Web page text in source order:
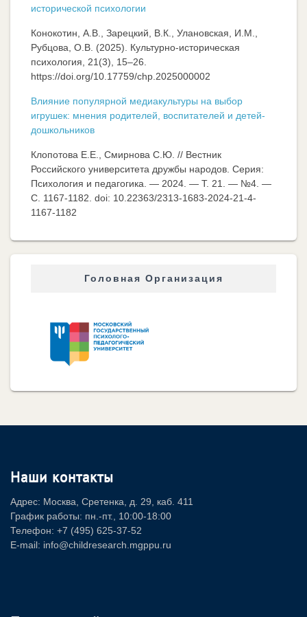
исторической психологии
Конокотин, А.В., Зарецкий, В.К., Улановская, И.М.,
Рубцова, О.В. (2025). Культурно-историческая
психология, 21(3), 15–26.
https://doi.org/10.17759/chp.2025000002
Влияние популярной медиакультуры на выбор
игрушек: мнения родителей, воспитателей и детей-
дошкольников
Клопотова Е.Е., Смирнова С.Ю. // Вестник
Российского университета дружбы народов. Серия:
Психология и педагогика. — 2024. — Т. 21. — №4. —
C. 1167-1182. doi: 10.22363/2313-1683-2024-21-4-
1167-1182
Головная Организация
Наши контакты
Адрес: Москва, Сретенка, д. 29, каб. 411
График работы: пн.-пт., 10:00-18:00
Телефон: +7 (495) 625-37-52
E-mail: info@childresearch.mgppu.ru